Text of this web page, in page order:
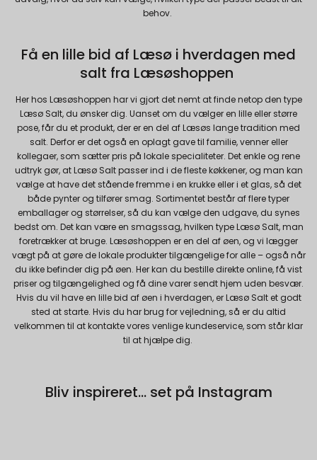
behov.
Få en lille bid af Læsø i hverdagen med
salt fra Læsøshoppen
Her hos Læsøshoppen har vi gjort det nemt at finde netop den type
Læsø Salt, du ønsker dig. Uanset om du vælger en lille eller større
pose, får du et produkt, der er en del af Læsøs lange tradition med
salt. Derfor er det også en oplagt gave til familie, venner eller
kollegaer, som sætter pris på lokale specialiteter. Det enkle og rene
udtryk gør, at Læsø Salt passer ind i de fleste køkkener, og man kan
vælge at have det stående fremme i en krukke eller i et glas, så det
både pynter og tilfører smag. Sortimentet består af flere typer
emballager og størrelser, så du kan vælge den udgave, du synes
bedst om. Det kan være en smagssag, hvilken type Læsø Salt, man
foretrækker at bruge. Læsøshoppen er en del af øen, og vi lægger
vægt på at gøre de lokale produkter tilgængelige for alle – også når
du ikke befinder dig på øen. Her kan du bestille direkte online, få vist
priser og tilgængelighed og få dine varer sendt hjem uden besvær.
Hvis du vil have en lille bid af øen i hverdagen, er Læsø Salt et godt
sted at starte. Hvis du har brug for vejledning, så er du altid
velkommen til at kontakte vores venlige kundeservice, som står klar
til at hjælpe dig.
Bliv inspireret... set på Instagram
Brugt af Google med formål at levere en
Google
Beskrivelse:
Brugt af Google med formål at levere en
risikoanalyse. Gemt i browseren's
"localStorage".
_grecaptcha
Oprindelse:
Google
Beskrivelse:
Brugt af Google med formål at levere en
risikoanalyse. Gemt i browseren's
"localStorage".
None